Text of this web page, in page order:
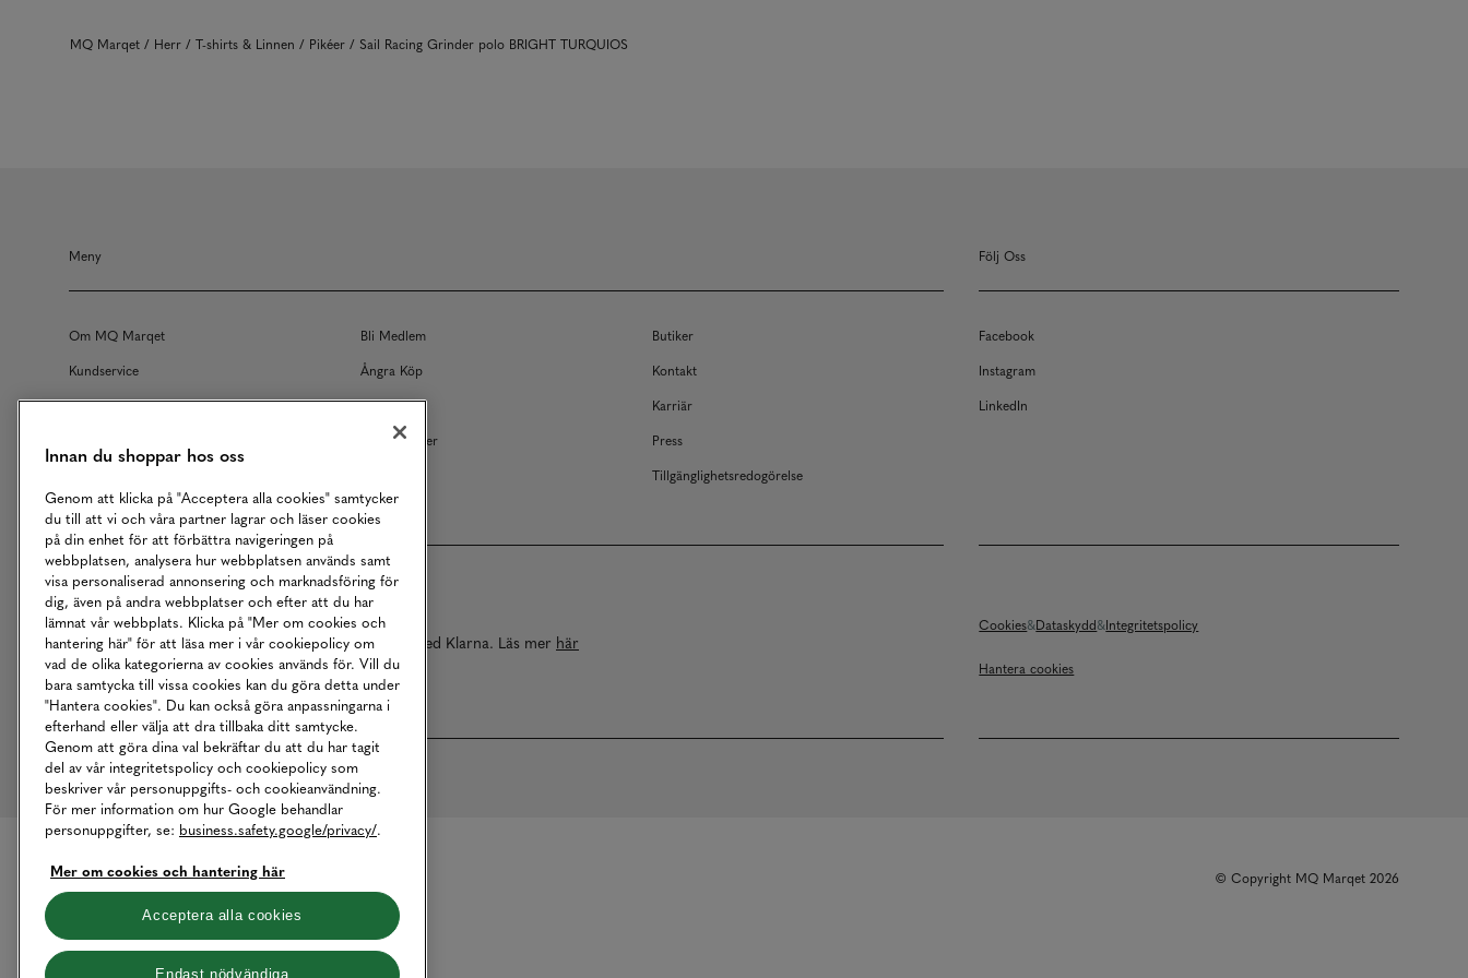
MQ Marqet Herr T-shirts & Linnen Pikéer Sail Racing Grinder polo BRIGHT TURQUIOS
Meny
Om MQ Marqet Bli Medlem
Butiker
Kundservice
Ångra Köp
Kontakt
Returer
Köpvillkor
Karriär
Våra Tjänster
Press
Tillgänglighetsredogörelse
Följ Oss
Facebook
Instagram
LinkedIn
Betalningar online sköts i samarbete med Klarna. Läs mer här
Cookies Dataskydd Integritetspolicy
Hantera cookies
© Copyright MQ Marqet 2026
Innan du shoppar hos oss
Genom att klicka på "Acceptera alla cookies" samtycker
du till att vi och våra partner lagrar och läser cookies
på din enhet för att förbättra navigeringen på
webbplatsen, analysera hur webbplatsen används samt
visa personaliserad annonsering och marknadsföring för
dig, även på andra webbplatser och efter att du har
lämnat vår webbplats. Klicka på "Mer om cookies och
hantering här" för att läsa mer i vår cookiepolicy om
vad de olika kategorierna av cookies används för. Vill du
bara samtycka till vissa cookies kan du göra detta under
"Hantera cookies". Du kan också göra anpassningarna i
efterhand eller välja att dra tillbaka ditt samtycke.
Genom att göra dina val bekräftar du att du har tagit
del av vår integritetspolicy och cookiepolicy som
beskriver vår personuppgifts- och cookieanvändning.
För mer information om hur Google behandlar
personuppgifter, se: business.safety.google/privacy/.
Mer om cookies och hantering här
Acceptera alla cookies
Endast nödvändiga